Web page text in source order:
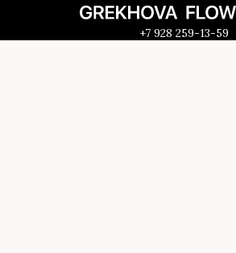
+7 928 259-13-59